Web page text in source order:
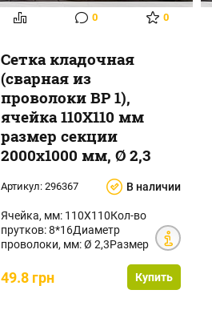
0 0
Сетка кладочная
(сварная из
проволоки ВР 1),
ячейка 110Х110 мм
размер секции
2000х1000 мм, Ø 2,3
Артикул:296367 В наличии
Ячейка, мм: 110Х110Кол-во
прутков: 8*16Диаметр
проволоки, мм: Ø 2,3Размер
49.8 грн Купить